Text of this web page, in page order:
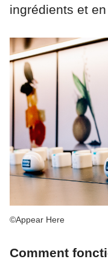
ingrédients et
©Appear Here
Comment